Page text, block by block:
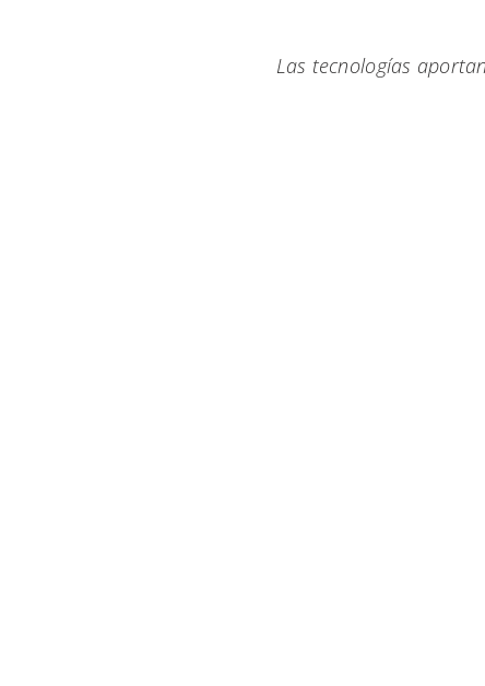
Las tecnologías